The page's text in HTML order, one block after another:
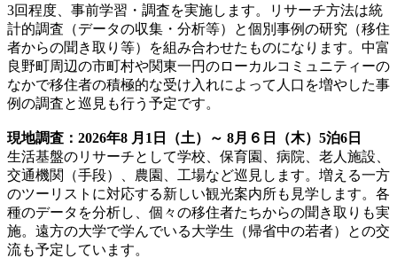
3回程度、事前学習・調査を実施します。リサーチ方法は統
計的調査（データの収集・分析等）と個別事例の研究（移住
者からの聞き取り等）を組み合わせたものになります。中富
良野町周辺の市町村や関東一円のローカルコミュニティーの
なかで移住者の積極的な受け入れによって人口を増やした事
例の調査と巡見も行う予定です。
現地調査：2026年8 月1日（土）～ 8月６日（木）5泊6日
生活基盤のリサーチとして学校、保育園、病院、老人施設、
交通機関（手段）、農園、工場など巡見します。増える一方
のツーリストに対応する新しい観光案内所も見学します。各
種のデータを分析し、個々の移住者たちからの聞き取りも実
施。遠方の大学で学んでいる大学生（帰省中の若者）との交
流も予定しています。